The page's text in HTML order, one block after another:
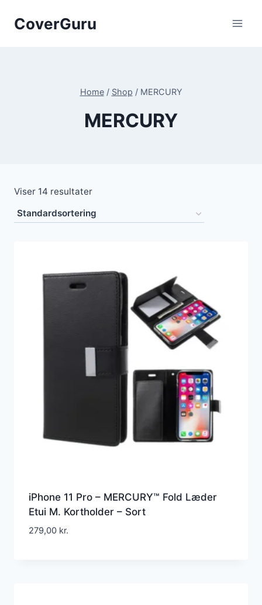
CoverGuru
Home / Shop / MERCURY
MERCURY
Viser 14 resultater
iPhone 11 Pro – MERCURY™ Fold Læder
Etui M. Kortholder – Sort
279,00 kr.